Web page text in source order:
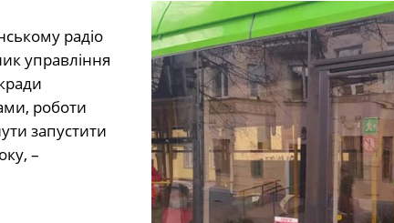
радіо
управління
роботи
запустити
–